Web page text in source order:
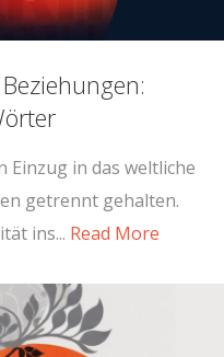
in das weltliche
getrennt gehalten.
ins... Read More